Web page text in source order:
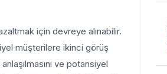
için devreye alınabilir.
müşterilere ikinci görüş
ve potansiyel